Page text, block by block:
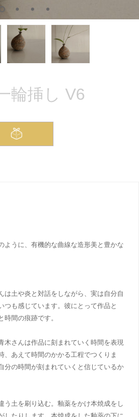
輪挿し V6
ように、有機的な曲線な造形美と豊かな
は土や炎と対話をしながら、実は自分自
つも感じています。彼にとって作品と
時間の痕跡です。
木さんは作品に刻まれていく時間を表現
、あえて時間のかかる工程でつくりま
分の時間が刻まれていくと信じているか
う土を刷り込む。釉薬をかけ本焼成をし